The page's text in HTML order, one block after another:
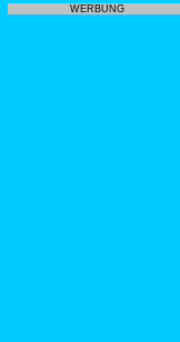
WERBUNG